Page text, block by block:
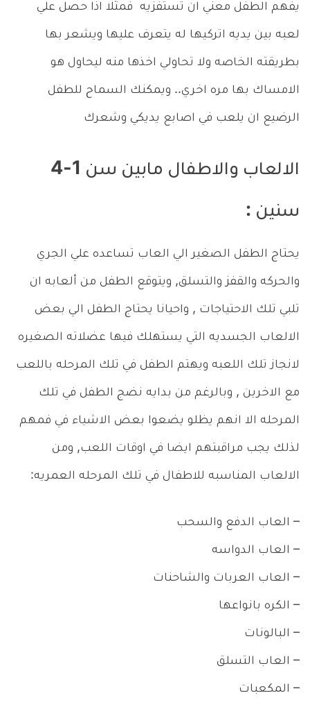
يفهم الطفل معني ان تستفزيه فمثلا اذا حصل علي
لعبه بين يديه اتركيها له يتعرف عليها ويشعر بها
بطريقته الخاصه ولا تحاولي اخذها منه ليحاول هو
الامساك بها مره اخري.. ويمكنك السماح للطفل
الرضيع ان يلعب في اصابع يديكي وشعرك
الالعاب والاطفال مابين سن 1-4
سنين :
يحتاج الطفل الصغير الي العاب تساعده علي الجري
والحركه والقفز والتسلق, ويتوقع الطفل من ألعابه ان
تلبي تلك الاحتياجات , واحيانا يحتاج الطفل الي بعض
الالعاب الجسديه التي يستهلك فيها عضلاته الصغيره
لانجاز تلك اللعبه ويهتم الطفل في تلك المرحله باللعب
مع الاخرين , وبالرغم من بدايه نضج الطفل في تلك
المرحله الا انهم يظلو يضعوا بعض الاشياء في فمهم
لذلك يجب مراقبتهم ايضا في اوقات اللعب, ومن
الالعاب المناسبه للاطفال في تلك المرحله العمريه:
– العاب الدفع والسحب
– العاب الدواسه
– العاب العربات والشاحنات
– الكره بانواعها
– البالونات
– العاب التسلق
– المكعبات